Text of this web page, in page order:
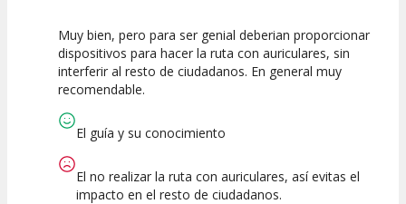
7.5
Calidad /
Precio
7.5
Calidad de la
10
Atención del
Muy bien, pero para ser genial deberian proporcionar
dispositivos para hacer la ruta con auriculares, sin
interferir al resto de ciudadanos. En general muy
recomendable.
El guía y su conocimiento
El no realizar la ruta con auriculares, así evitas el
impacto en el resto de ciudadanos.